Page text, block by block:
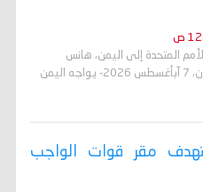
المتحدة إلى اليمن، هانس
غروندبرغ، بشأن الوضع في اليمن عمّان، 7 آبأغسطس 2026- يواجه اليمن
مقر قوات الواجب